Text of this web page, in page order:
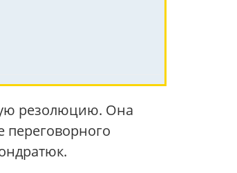
резолюцию. Она
переговорного